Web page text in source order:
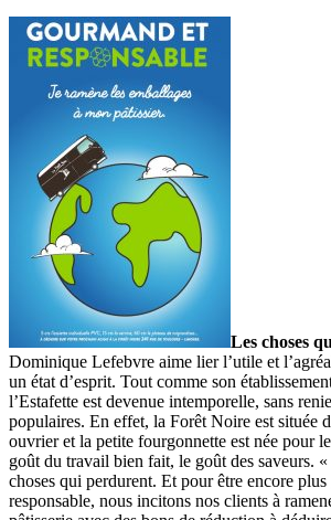
Les choses
Dominique Lefebvre aime lier l’utile et
un état d’esprit. Tout comme son
l’Estafette est devenue intemporelle, sans
populaires. En effet, la Forêt Noire est située
ouvrier et la petite fourgonnette est née pour
goût du travail bien fait, le goût des saveurs. «
choses qui perdurent. Et pour être encore
responsable, nous incitons nos clients à